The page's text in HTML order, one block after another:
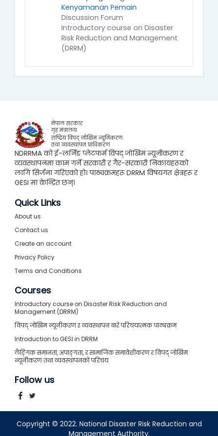
Kenyamanan Pemain
Discussion Forum
Introductory course on Disaster
Risk Reduction and Management
(DRRM)
नेपाल सरकार
गृह मंत्रालय
राष्ट्रिय विपद् जोखिम न्यूनिकरण
तथा व्यवस्थापन प्राधिकरण
NDRRMA को ई-लर्निङ प्लेटफर्म विपद् जोखिम न्यूनीकरण र
व्यवस्थापनमा काम गर्ने सरकारी र गैर-सरकारी निकायहरूको
लागि सिर्जना गरिएको हो। पाठ्यक्रमहरू DRRM विषयगत क्षेत्रहरू र
GESI मा केन्द्रित छन्।
Quick Links
About us
Contact us
Create an account
Privacy Policy
Terms and Conditions
Courses
Introductory course on Disaster Risk Reduction and
Management (DRRM)
विपद् जोखिम न्यूनीकरण र व्यवस्थापन बारे परिचयात्मक पाठ्यक्रम
Introduction to GESI in DRRM
लैङ्गिक समानता, अपाङ्गता, र सामाजिक समावेशीकरण र विपद् जोखिम
न्यूनीकरण तथा व्यवस्थापनको परिचय
Follow us
Copyright © 2022. National Disaster Risk Reduction and
Management Authority.